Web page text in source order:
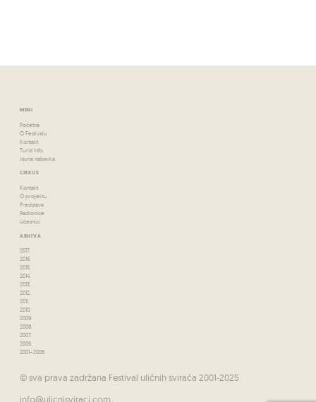
MENI
Početna
O Festivalu
Kontakt
Turist Info
Javna nabavka
CIRKUS
Kontakt
O projektu
Predstava
Radionice
Učesnici
ARHIVA
2017.
2016.
2015.
2014.
2013.
2012.
2011.
2010.
2009.
2008.
2007.
2006.
2001–2005.
© sva prava zadržana Festival uličnih svirača 2001-2025
info@ulicnisviraci.com